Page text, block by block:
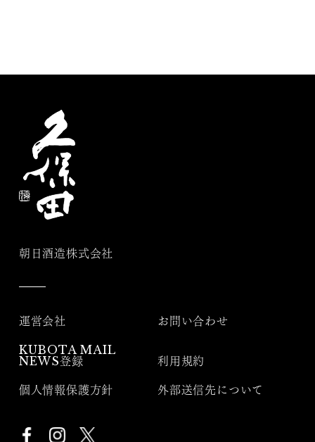
朝日酒造株式会社
運営会社 お問い合わせ
KUBOTA MAIL
NEWS登録
利用規約
個人情報保護方針 外部送信先について